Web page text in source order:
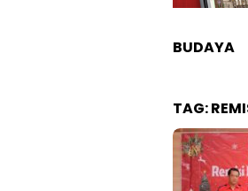
BUDAYA
TAG: